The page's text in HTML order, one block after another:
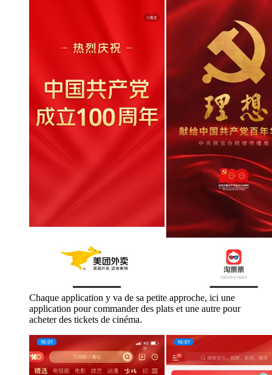
Chaque application y va de sa petite approche, ici une
application pour commander des plats et une autre pour
acheter des tickets de cinéma.